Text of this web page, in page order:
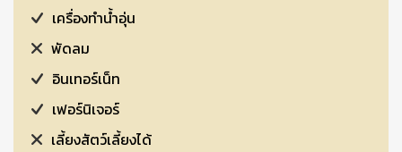
เครื่องทำน้ำอุ่น
พัดลม
อินเทอร์เน็ท
เฟอร์นิเจอร์
เลี้ยงสัตว์เลี้ยงได้